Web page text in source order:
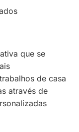
que se
de casa
através de